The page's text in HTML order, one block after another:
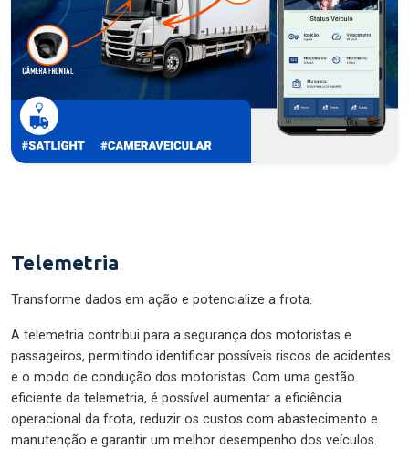
Telemetria
Transforme dados em ação e potencialize a frota.
A telemetria contribui para a segurança dos motoristas e
passageiros, permitindo identificar possíveis riscos de acidentes
e o modo de condução dos motoristas. Com uma gestão
eficiente da telemetria, é possível aumentar a eficiência
operacional da frota, reduzir os custos com abastecimento e
manutenção e garantir um melhor desempenho dos veículos.